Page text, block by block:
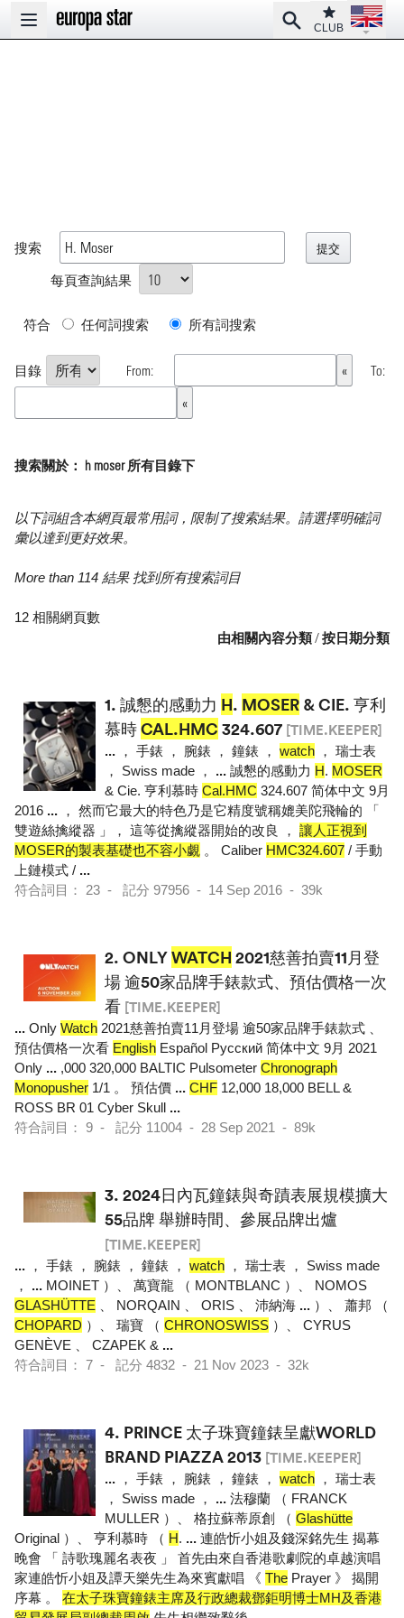
Open main menu
SearchClub
CLUB
Open
搜索
每頁查詢結果
符合 任何詞搜索 所有詞搜索
目錄 From: To:
搜索關於： h moser 所有目錄下
以下詞組含本網頁最常用詞，限制了搜索結果。請選擇明確詞
彙以達到更好效果。
More than 114 結果 找到所有搜索詞目
12 相關網頁數
由相關內容分類/按日期分類
1. 誠懇的感動力 H. MOSER & CIE. 亨利
慕時CAL.HMC 324.607 [TIME.KEEPER]
... ， 手錶 ， 腕錶 ， 鐘錶 ， watch ， 瑞士表
， Swiss made ， ... 誠懇的感動力 H. MOSER
& Cie. 亨利慕時 Cal.HMC 324.607 简体中文 9月
2016 ... ， 然而它最大的特色乃是它精度號稱媲美陀飛輪的 「
雙遊絲擒縱器 」， 這等從擒縱器開始的改良 ， 讓人正視到
MOSER的製表基礎也不容小覷 。 Caliber HMC324.607 / 手動
上鏈模式 / ...
符合詞目： 23 - 記分 97956 - 14 Sep 2016 - 39k
2. ONLYWATCH 2021慈善拍賣11月登
場 逾50家品牌手錶款式、預估價格一次
看 [TIME.KEEPER]
... Only Watch 2021慈善拍賣11月登場 逾50家品牌手錶款式 、
預估價格一次看 English Español Pусский 简体中文 9月 2021
Only ... ,000 320,000 BALTIC Pulsometer Chronograph
Monopusher 1/1 。 預估價 ... CHF 12,000 18,000 BELL &
ROSS BR 01 Cyber Skull ...
符合詞目： 9 - 記分 11004 - 28 Sep 2021 - 89k
3. 2024日內瓦鐘錶與奇蹟表展規模擴大
55品牌 舉辦時間、參展品牌出爐
[TIME.KEEPER]
... ， 手錶 ， 腕錶 ， 鐘錶 ， watch ， 瑞士表 ， Swiss made
， ... MOINET ）、 萬寶龍 （ MONTBLANC ）、 NOMOS
GLASHÜTTE 、 NORQAIN 、 ORIS 、 沛納海 ... ）、 蕭邦 （
CHOPARD ）、 瑞寶 （ CHRONOSWISS ）、 CYRUS
GENÈVE 、 CZAPEK & ...
符合詞目： 7 - 記分 4832 - 21 Nov 2023 - 32k
4. PRINCE 太子珠寶鐘錶呈獻WORLD
BRAND PIAZZA 2013 [TIME.KEEPER]
... ， 手錶 ， 腕錶 ， 鐘錶 ， watch ， 瑞士表
， Swiss made ， ... 法穆蘭 （ FRANCK
MULLER ）、 格拉蘇蒂原創 （ Glashütte
Original ）、 亨利慕時 （ H. ... 連皓忻小姐及錢深銘先生 揭幕
晚會 「 詩歌瑰麗名表夜 」 首先由來自香港歌劇院的卓越演唱
家連皓忻小姐及譚天樂先生為來賓獻唱 《 The Prayer 》 揭開
序幕 。 在太子珠寶鐘錶主席及行政總裁鄧鉅明博士MH及香港